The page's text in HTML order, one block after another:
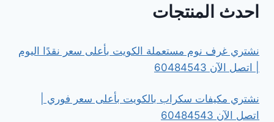
احدث المنتجات
نشتري غرف نوم مستعملة الكويت بأعلى سعر نقدًا اليوم
| اتصل الآن 60484543
نشتري مكيفات سكراب بالكويت بأعلى سعر فوري |
اتصل الآن 60484543